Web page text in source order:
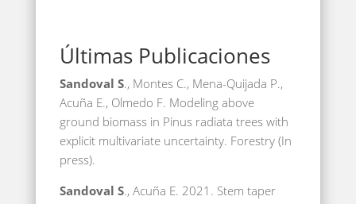
Últimas Publicaciones
Sandoval S., Montes C., Mena-Quijada P.,
Acuña E., Olmedo F. Modeling above
ground biomass in Pinus radiata trees with
explicit multivariate uncertainty. Forestry (In
press).
Sandoval S., Acuña E. 2021. Stem taper